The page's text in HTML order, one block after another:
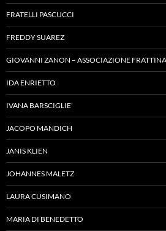
FRATELLI PASCUCCI
FREDDY SUAREZ
GIOVANNI ZANON – ASSOCIAZIONE FRATTINA
IDA ENRIETTO
IVANA BARSCIGLIE’
JACOPO MANDICH
JANIS KLIEN
JOHANNES MALETZ
LAURA CUSIMANO
MARIA DI BENEDETTO